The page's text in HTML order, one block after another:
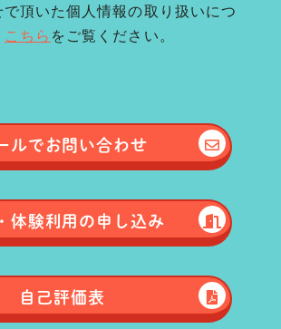
頂いた個人情報の取り扱いにつ
こちら をご覧ください。
ルでお問い合わせ
体験利用の申し込み
自己評価表